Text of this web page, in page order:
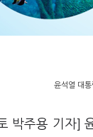
윤석열 대
박주용 기자]